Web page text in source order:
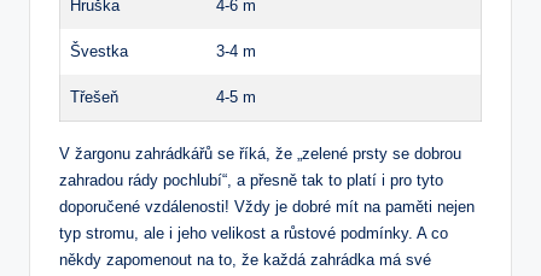
Hruška 4-6 m
Švestka 3-4 m
Třešeň 4-5 m
V žargonu zahrádkářů se říká, že „zelené prsty se dobrou
zahradou rády pochlubí“, a přesně tak to platí i pro tyto
doporučené vzdálenosti! Vždy je dobré mít na paměti nejen
typ stromu, ale i jeho velikost a růstové podmínky. A co
někdy zapomenout na to, že každá zahrádka má své